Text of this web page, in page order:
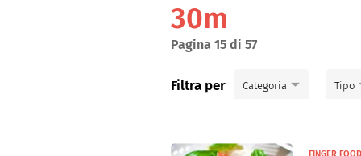
Piatti unici
Formaggi
30m
Pagina 15 di 57
Filtra per Categoria
Antipasti
Tipo